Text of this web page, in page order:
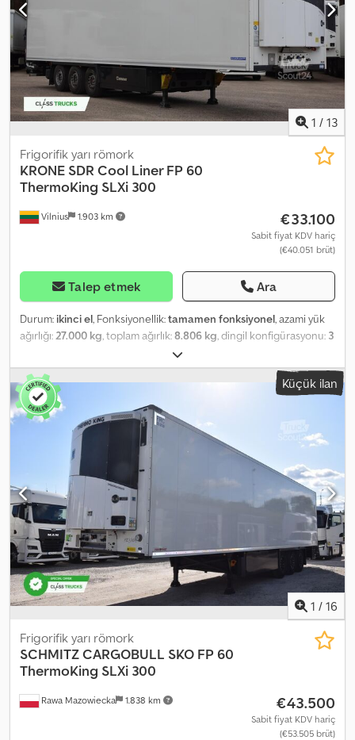
Lastikler 385/65 R22,5. Toplam uzunluk - 13.550 mm. Römorkun
toplam genişliği: 2.600 mm. Toplam yükseklik (yüksüz) – 4.000 mm.
36 Euro veya 24 ISO palet için palet rafı. ROTOS SCB şasi (disk
frenli). Lastik Bilgileri Csdpfxszrtn Ao Afteha Ön sol - 5 mm Ön sağ -
5 mm Orta sol - 5 mm Orta sağ - 5 mm Arka sol - 5 mm Arka sağ - 5
mm
1 / 13
Vilnius 1.903 km
Frigorifik yarı römork
KRONE SDR Cool Liner FP 60
ThermoKing SLXi 300
€33.100
Sabit fiyat KDV hariç
(€40.051 brüt)
Talep etmek Ara
Durum: ikinci el, Fonksiyonellik:tamamen fonksiyonel, azami yük
ağırlığı: 27.000 kg , toplam ağırlık:8.806 kg , dingil konfigürasyonu: 3
, toplam uzunluk:
genişlik:2.600 mm, süspansiyon:hava, renk:beyaz, Üretim yılı:
2021, Donanım:hidrolik direksiyon, soğutma ünitesi, tam servis
geçmişi, teknik özellikler Soğutma ünitesi Thermo King SLX i 300-
50, Dizel/Elektrik, i-Box dahil, veri kaydı özelliği ile (CargoW) Hava
süspansiyonlu ve disk frenli KRONE akslar Lastik bilgileri Ön sol - 5
mm Ön sağ - 5 mm Orta sol - 5 mm Orta sağ - 5 mm Arka sol - 5 mm
Arka sağ - 5 mm Chedpozrkzysfx Aftja
Küçük ilan
1 / 16
Rawa Mazowiecka 1.838 km
Frigorifik yarı römork
SCHMITZ CARGOBULL SKO FP 60
ThermoKing SLXi 300
€43.500
Sabit fiyat KDV hariç
(€53.505 brüt)